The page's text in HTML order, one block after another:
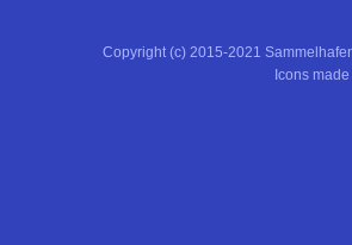
Copyright (c) 2015-2021
Icons